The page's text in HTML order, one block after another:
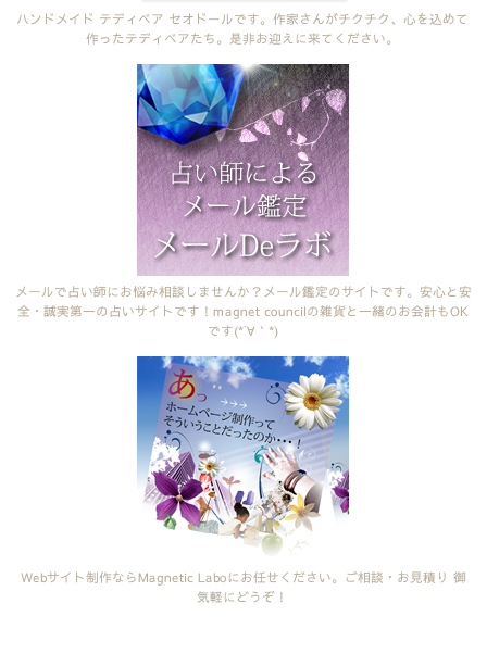
ハンドメイド テディベア セオドールです。作家さんがチクチク、心を込めて
作ったテディベアたち。是非お迎えに来てください。
メールで占い師にお悩み相談しませんか？メール鑑定のサイトです。安心と安
全・誠実第一の占いサイトです！magnet councilの雑貨と一緒のお会計もOK
です(*´∀｀*)
Webサイト制作ならMagnetic Laboにお任せください。ご相談・お見積り 御
気軽にどうぞ！